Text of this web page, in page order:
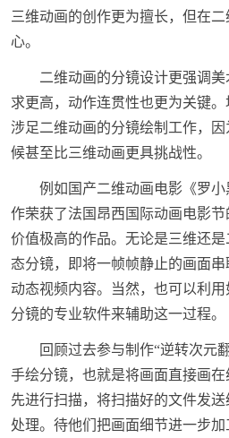
三维动画的创作更为擅长，但在
心。
二维动画的分镜设计更强调
求更高，动作连贯性也更为关键
涉足二维动画的分镜绘制工作，
候甚至比三维动画更具挑战性。
例如国产二维动画电影《罗
作荣获了法国昂西国际动画电影
价值极高的作品。无论是三维还
态分镜，即将一帧帧静止的画面
动态视频内容。当然，也可以利用
分镜的专业软件来辅助这一过程。
回顾过去参与制作“逆转次元
手绘分镜，也就是将画面直接画
先进行扫描，将扫描好的文件发
处理。待他们把画面细节进一步